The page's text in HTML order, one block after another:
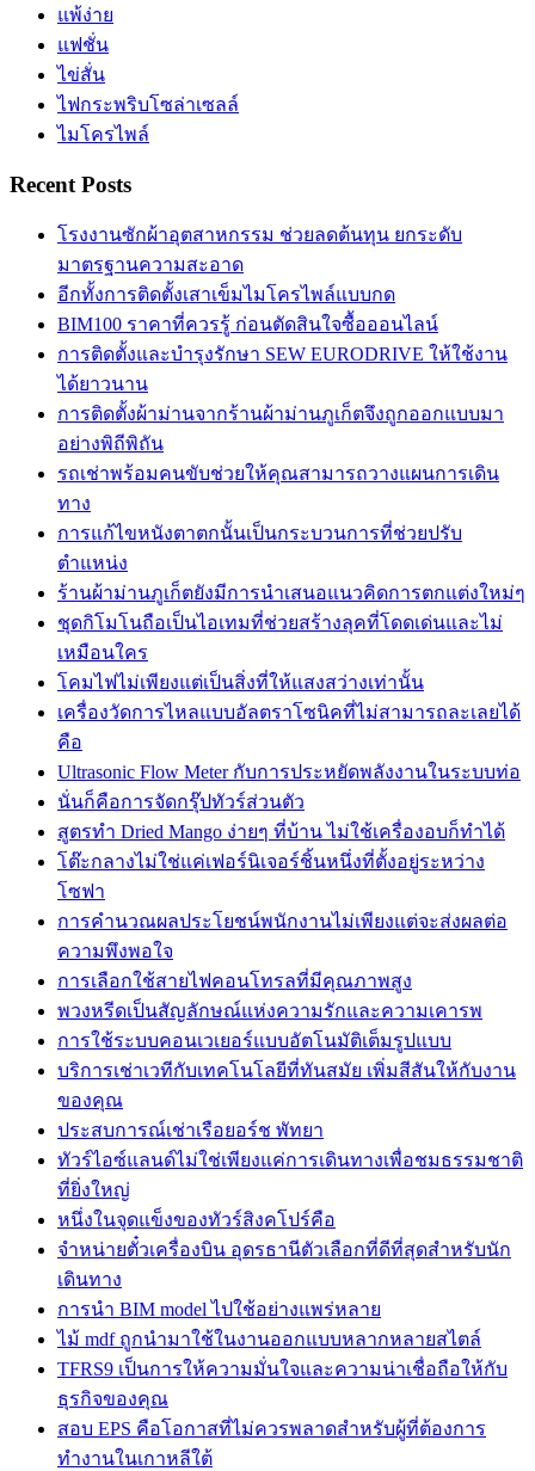
แพ้ง่าย
แฟชั่น
ไข่สั่น
ไฟกระพริบโซล่าเซลล์
ไมโครไพล์
Recent Posts
โรงงานซักผ้าอุตสาหกรรม ช่วยลดต้นทุน ยกระดับ
มาตรฐานความสะอาด
อีกทั้งการติดตั้งเสาเข็มไมโครไพล์แบบกด
BIM100 ราคาที่ควรรู้ ก่อนตัดสินใจซื้อออนไลน์
การติดตั้งและบำรุงรักษา SEW EURODRIVE ให้ใช้งาน
ได้ยาวนาน
การติดตั้งผ้าม่านจากร้านผ้าม่านภูเก็ตจึงถูกออกแบบมา
อย่างพิถีพิถัน
รถเช่าพร้อมคนขับช่วยให้คุณสามารถวางแผนการเดิน
ทาง
การแก้ไขหนังตาตกนั้นเป็นกระบวนการที่ช่วยปรับ
ตำแหน่ง
ร้านผ้าม่านภูเก็ตยังมีการนำเสนอแนวคิดการตกแต่งใหม่ๆ
ชุดกิโมโนถือเป็นไอเทมที่ช่วยสร้างลุคที่โดดเด่นและไม่
เหมือนใคร
โคมไฟไม่เพียงแต่เป็นสิ่งที่ให้แสงสว่างเท่านั้น
เครื่องวัดการไหลแบบอัลตราโซนิคที่ไม่สามารถละเลยได้
คือ
Ultrasonic Flow Meter กับการประหยัดพลังงานในระบบท่อ
นั่นก็คือการจัดกรุ๊ปทัวร์ส่วนตัว
สูตรทำ Dried Mango ง่ายๆ ที่บ้าน ไม่ใช้เครื่องอบก็ทำได้
โต๊ะกลางไม่ใช่แค่เฟอร์นิเจอร์ชิ้นหนึ่งที่ตั้งอยู่ระหว่าง
โซฟา
การคำนวณผลประโยชน์พนักงานไม่เพียงแต่จะส่งผลต่อ
ความพึงพอใจ
การเลือกใช้สายไฟคอนโทรลที่มีคุณภาพสูง
พวงหรีดเป็นสัญลักษณ์แห่งความรักและความเคารพ
การใช้ระบบคอนเวเยอร์แบบอัตโนมัติเต็มรูปแบบ
บริการเช่าเวทีกับเทคโนโลยีที่ทันสมัย เพิ่มสีสันให้กับงาน
ของคุณ
ประสบการณ์เช่าเรือยอร์ช พัทยา
ทัวร์ไอซ์แลนด์ไม่ใช่เพียงแค่การเดินทางเพื่อชมธรรมชาติ
ที่ยิ่งใหญ่
หนึ่งในจุดแข็งของทัวร์สิงคโปร์คือ
จำหน่ายตั๋วเครื่องบิน อุดรธานีตัวเลือกที่ดีที่สุดสำหรับนัก
เดินทาง
การนำ BIM model ไปใช้อย่างแพร่หลาย
ไม้ mdf ถูกนำมาใช้ในงานออกแบบหลากหลายสไตล์
TFRS9 เป็นการให้ความมั่นใจและความน่าเชื่อถือให้กับ
ธุรกิจของคุณ
สอบ EPS คือโอกาสที่ไม่ควรพลาดสำหรับผู้ที่ต้องการ
ทำงานในเกาหลีใต้